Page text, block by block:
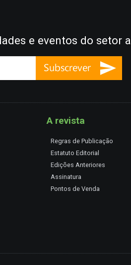
e eventos do setor
A revista
Regras de Publicação
Estatuto Editorial
Edições Anteriores
Assinatura
Pontos de Venda